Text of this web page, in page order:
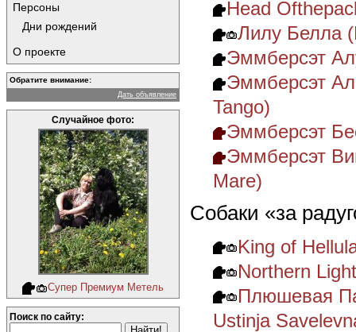
Персоны
Дни рождений
О проекте
Обратите внимание:
Дать объявление
Случайное фото:
Супер Премиум Метель
Поиск по сайту:
Head
Лилу Белла
Эммберсэт
Эммберсэт
Tango)
Эммберсэт
Эммберсэт
Mare)
Собаки «за
King of
Northern
Плюшевая
Ustinja